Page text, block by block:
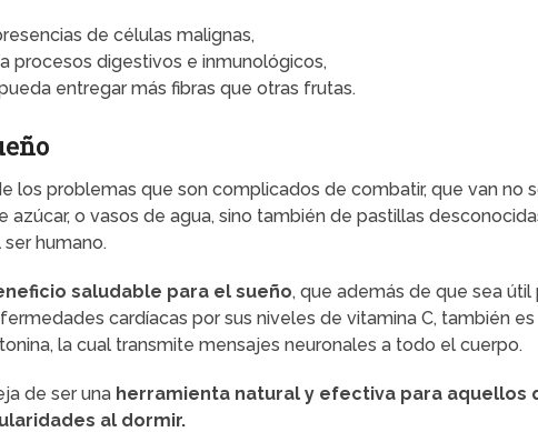
de células malignas,
procesos digestivos e inmunológicos,
entregar más fibras que otras frutas.
los problemas que son complicados de combatir, que van no
azúcar, o vasos de agua, sino también de pastillas
humano.
saludable para el sueño, que además de que sea útil
cardíacas por sus niveles de vitamina C, también es
la cual transmite mensajes neuronales a todo el cuerpo.
de ser una herramienta natural y efectiva para aquellos
al dormir.